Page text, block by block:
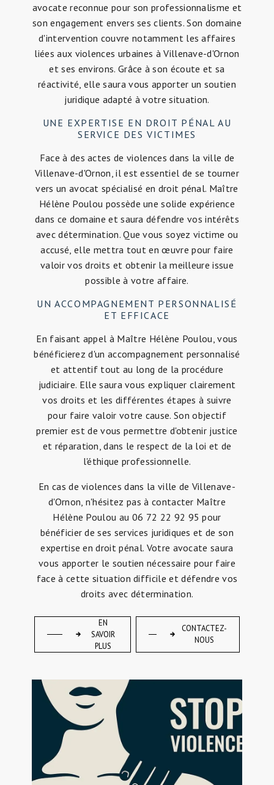
avocate reconnue pour son professionnalisme et
son engagement envers ses clients. Son domaine
d'intervention couvre notamment les affaires
liées aux violences urbaines à Villenave-d'Ornon
et ses environs. Grâce à son écoute et sa
réactivité, elle saura vous apporter un soutien
juridique adapté à votre situation.
UNE EXPERTISE EN DROIT PÉNAL AU
SERVICE DES VICTIMES
Face à des actes de violences dans la ville de
Villenave-d'Ornon, il est essentiel de se tourner
vers un avocat spécialisé en droit pénal. Maître
Hélène Poulou possède une solide expérience
dans ce domaine et saura défendre vos intérêts
avec détermination. Que vous soyez victime ou
accusé, elle mettra tout en œuvre pour faire
valoir vos droits et obtenir la meilleure issue
possible à votre affaire.
UN ACCOMPAGNEMENT PERSONNALISÉ
ET EFFICACE
En faisant appel à Maître Hélène Poulou, vous
bénéficierez d'un accompagnement personnalisé
et attentif tout au long de la procédure
judiciaire. Elle saura vous expliquer clairement
vos droits et les différentes étapes à suivre
pour faire valoir votre cause. Son objectif
premier est de vous permettre d'obtenir justice
et réparation, dans le respect de la loi et de
l'éthique professionnelle.
En cas de violences dans la ville de Villenave-
d'Ornon, n'hésitez pas à contacter Maître
Hélène Poulou au 06 72 22 92 95 pour
bénéficier de ses services juridiques et de son
expertise en droit pénal. Votre avocate saura
vous apporter le soutien nécessaire pour faire
face à cette situation difficile et défendre vos
droits avec détermination.
EN
SAVOIR
PLUS
CONTACTEZ-
NOUS